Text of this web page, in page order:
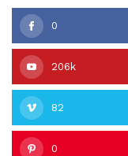
0
206k
82
0